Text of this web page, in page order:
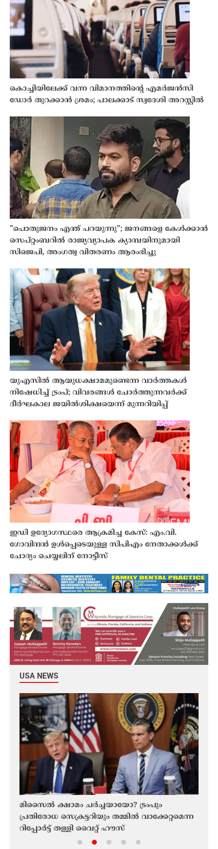
കൊച്ചിയിലേക്ക് വന്ന വിമാനത്തിന്റെ എമർജൻസി
ഡോർ തുറക്കാൻ ശ്രമം; പാലക്കാട് സ്വദേശി അറസ്റ്റിൽ
”പൊതുജനം എന്ത് പറയുന്നു”; ജനങ്ങളെ കേൾക്കാൻ
സെപ്റ്റംബറിൽ രാജ്യവ്യാപക ക്യാമ്പയിനുമായി
സിജെപി, അംഗത്വ വിതരണം ആരംഭിച്ചു
യുഎസിൽ ആയുധക്ഷാമമുണ്ടെന്ന വാർത്തകൾ
നിഷേധിച്ച് ട്രംപ്; വിവരങ്ങൾ ചോർത്തുന്നവർക്ക്
ദീർഘകാല ജയിൽശിക്ഷയെന്ന് മുന്നറിയിപ്പ്
ഇഡി ഉദ്യോഗസ്ഥരെ ആക്രമിച്ച കേസ്: എം.വി.
ഗോവിന്ദൻ ഉൾപ്പെടെയുള്ള സിപിഎം നേതാക്കൾക്ക്
ചോദ്യം ചെയ്യലിന് നോട്ടീസ്
USA NEWS
മിസൈൽ ക്ഷാമം ചർച്ചയായോ? ട്രംപും
പ്രതിരോധ സെക്രട്ടറിയും തമ്മിൽ വാക്കേറ്റമെന്ന
റിപ്പോർട്ട് തള്ളി വൈറ്റ് ഹൗസ്